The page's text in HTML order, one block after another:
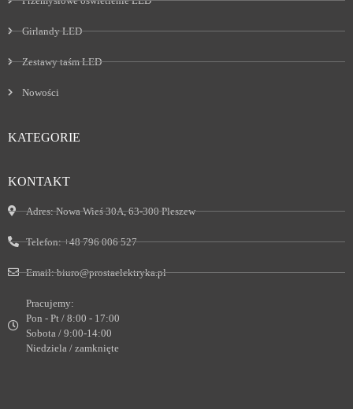
Girlandy LED
Zestawy taśm LED
Nowości
KATEGORIE
KONTAKT
Adres:Nowa Wieś 30A, 63-300 Pleszew
Telefon:+48 796 006 527
Email:biuro@prostaelektryka.pl
Pracujemy:
Pon - Pt / 8:00 - 17:00
Sobota / 9:00-14:00
Niedziela / zamknięte